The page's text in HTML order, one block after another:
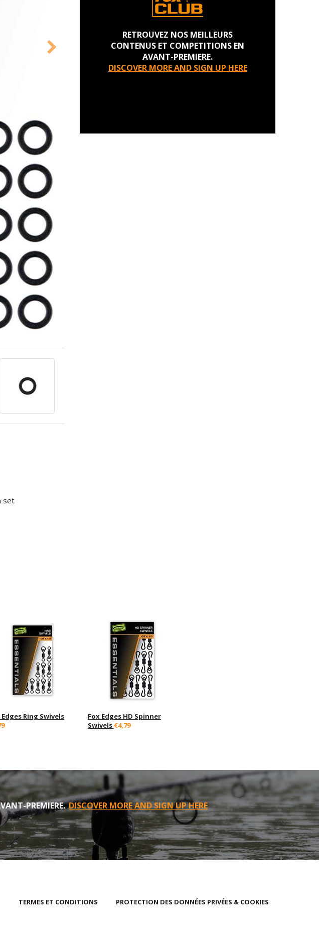
set
RETROUVEZ NOS MEILLEURS
CONTENUS ET COMPETITIONS EN
AVANT-PREMIERE.
DISCOVER MORE AND SIGN UP HERE
Edges Ring Swivels
Fox Edges HD Spinner
Swivels €4,79
PREMIERE.DISCOVER MORE AND SIGN UP HERE
TERMES ET CONDITIONS PROTECTION DES DONNÉES PRIVÉES & COOKIES